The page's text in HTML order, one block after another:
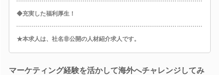
◆充実した福利厚生！
★本求人は、社名非公開の人材紹介求人です。
マーケティング経験を活かして海外へチャレンジしてみ